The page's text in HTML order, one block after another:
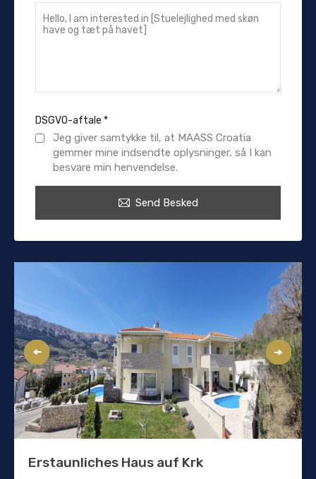
DSGVO-aftale *
Jeg giver samtykke til, at MAASS Croatia
gemmer mine indsendte oplysninger, så I kan
besvare min henvendelse.
Send Besked
Erstaunliches Haus auf Krk